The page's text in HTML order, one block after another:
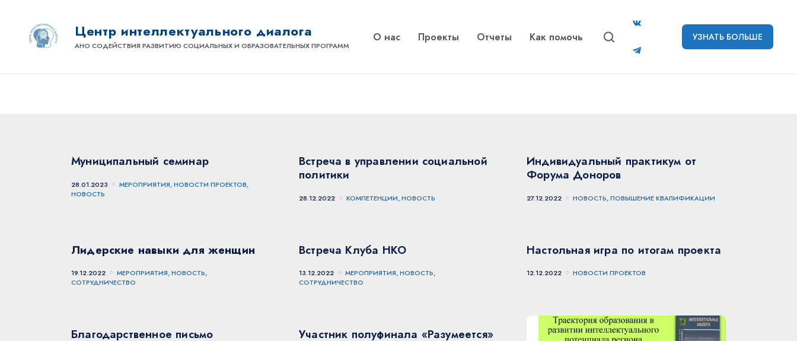
Центр интеллектуального диалога
АНО СОДЕЙСТВИЯ РАЗВИТИЮ СОЦИАЛЬНЫХ И ОБРАЗОВАТЕЛЬНЫХ ПРОГРАММ
О нас Проекты Отчеты Как помочь УЗНАТЬ БОЛЬШЕ
Муниципальный семинар
28.01.2023
МЕРОПРИЯТИЯ, НОВОСТИ ПРОЕКТОВ,
НОВОСТЬ
Встреча в управлении социальной
политики
28.12.2022 КОМПЕТЕНЦИИ, НОВОСТЬ
Индивидуальный практикум от
Форума Доноров
27.12.2022 НОВОСТЬ, ПОВЫШЕНИЕ КВАЛИФИКАЦИИ
Лидерские навыки для женщин
19.12.2022
МЕРОПРИЯТИЯ, НОВОСТЬ,
СОТРУДНИЧЕСТВО
Встреча Клуба НКО
13.12.2022
МЕРОПРИЯТИЯ, НОВОСТЬ,
СОТРУДНИЧЕСТВО
Настольная игра по итогам проекта
12.12.2022 НОВОСТИ ПРОЕКТОВ
Благодарственное письмо Участник полуфинала «Разумеется»